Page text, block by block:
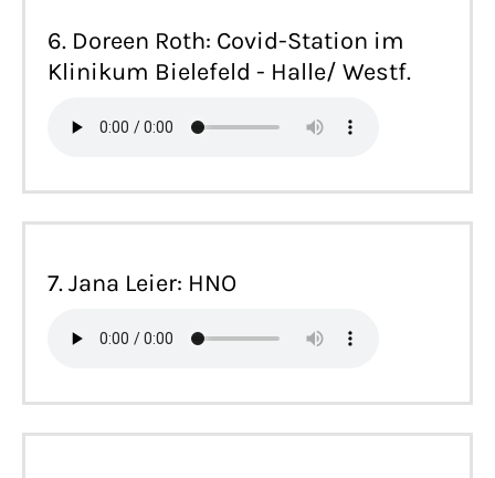
6. Doreen Roth: Covid-Station im
Klinikum Bielefeld - Halle/ Westf.
7. Jana Leier: HNO